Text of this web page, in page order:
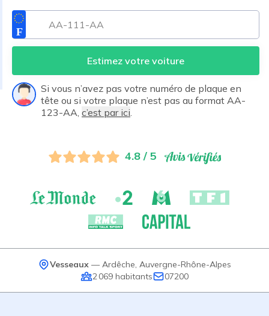
Estimez votre voiture
Si vous n’avez pas votre numéro de plaque en
tête ou si votre plaque n’est pas au format AA-
123-AA, c’est par ici
4.8 / 5
Vesseaux — Ardêche Auvergne-Rhône-Alpes
2 069 habitants 07200